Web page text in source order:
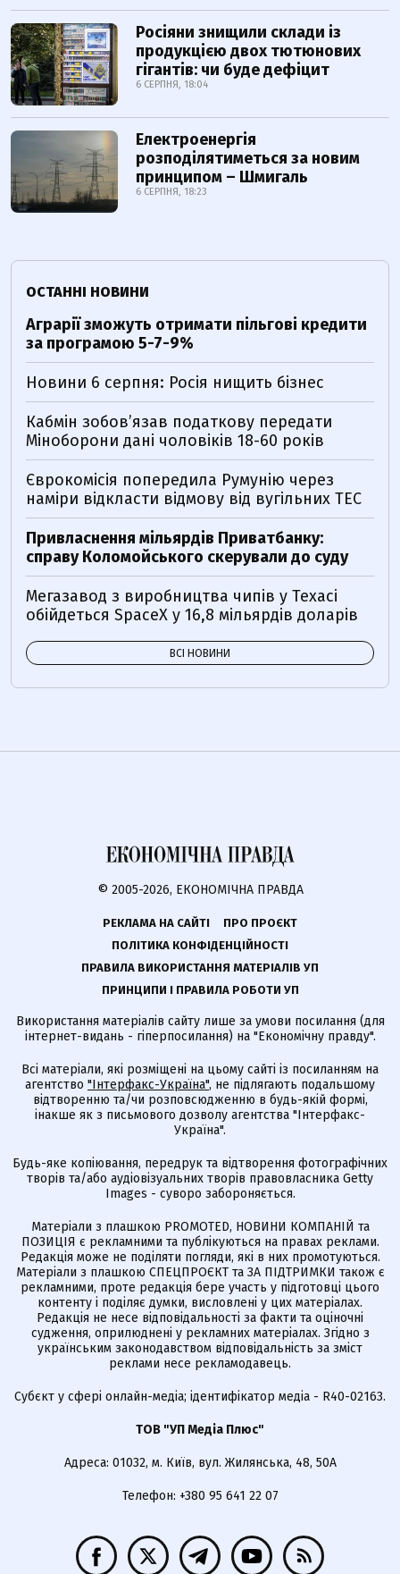
Росіяни знищили склади із
продукцією двох тютюнових
гігантів: чи буде дефіцит
6 СЕРПНЯ, 18:04
Електроенергія
розподілятиметься за новим
принципом – Шмигаль
6 СЕРПНЯ, 18:23
ОСТАННІ НОВИНИ
Аграрії зможуть отримати пільгові кредити
за програмою 5-7-9%
Новини 6 серпня: Росія нищить бізнес
Кабмін зобовʼязав податкову передати
Міноборони дані чоловіків 18-60 років
Єврокомісія попередила Румунію через
наміри відкласти відмову від вугільних ТЕС
Привласнення мільярдів Приватбанку:
справу Коломойського скерували до суду
Мегазавод з виробництва чипів у Техасі
обійдеться SpaceX у 16,8 мільярдів доларів
ВСІ НОВИНИ
© 2005-2026, ЕКОНОМІЧНА ПРАВДА
РЕКЛАМА НА САЙТІ
ПРО ПРОЄКТ
ПОЛІТИКА КОНФІДЕНЦІЙНОСТІ
ПРАВИЛА ВИКОРИСТАННЯ МАТЕРІАЛІВ УП
ПРИНЦИПИ І ПРАВИЛА РОБОТИ УП
Використання матеріалів сайту лише за умови посилання (для
інтернет-видань - гіперпосилання) на "Економічну правду".
Всі матеріали, які розміщені на цьому сайті із посиланням на
агентство "Інтерфакс-Україна", не підлягають подальшому
відтворенню та/чи розповсюдженню в будь-якій формі,
інакше як з письмового дозволу агентства "Інтерфакс-
Україна".
Будь-яке копіювання, передрук та відтворення фотографічних
творів та/або аудіовізуальних творів правовласника Getty
Images - суворо забороняється.
Матеріали з плашкою PROMOTED, НОВИНИ КОМПАНІЙ та
ПОЗИЦІЯ є рекламними та публікуються на правах реклами.
Редакція може не поділяти погляди, які в них промотуються.
Матеріали з плашкою СПЕЦПРОЄКТ та ЗА ПІДТРИМКИ також є
рекламними, проте редакція бере участь у підготовці цього
контенту і поділяє думки, висловлені у цих матеріалах.
Редакція не несе відповідальності за факти та оціночні
судження, оприлюднені у рекламних матеріалах. Згідно з
українським законодавством відповідальність за зміст
реклами несе рекламодавець.
Cубєкт у сфері онлайн-медіа; ідентифікатор медіа - R40-02163.
ТОВ "УП Медіа Плюс"
Адреса: 01032, м. Київ, вул. Жилянська, 48, 50А
Телефон: +380 95 641 22 07